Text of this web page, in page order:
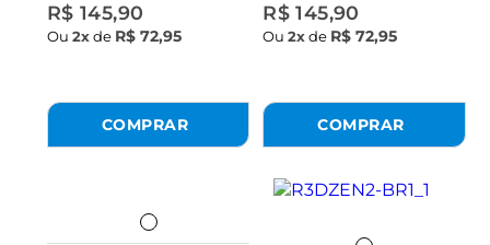
R$ 145,90
Ou 2xde R$ 72,95
R$ 145,90
Ou2xde R$ 72,95